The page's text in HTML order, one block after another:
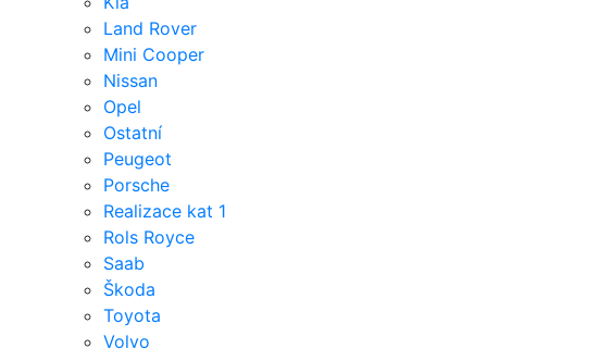
Land Rover
Mini Cooper
Nissan
Opel
Ostatní
Peugeot
Porsche
Realizace kat 1
Rols Royce
Saab
Škoda
Toyota
Volvo